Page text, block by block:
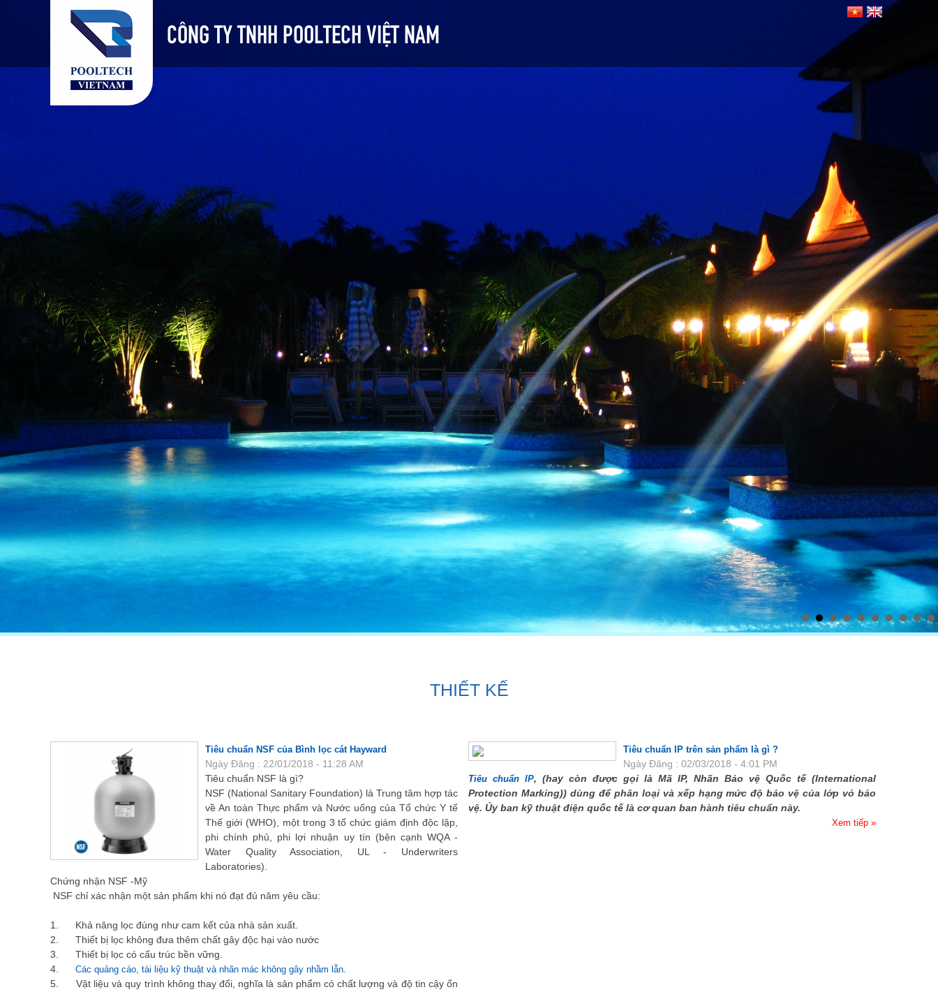
CÔNG TY TNHH POOLTECH VIỆT NAM
THIẾT KẾ
Tiêu chuẩn NSF của Bình lọc cát Hayward
Ngày Đăng : 22/01/2018 - 11:28 AM
Tiêu chuẩn NSF là gì?
NSF (National Sanitary Foundation) là Trung tâm hợp tác
về An toàn Thực phẩm và Nước uống của Tổ chức Y tế
Thế giới (WHO), một trong 3 tổ chức giám định độc lập,
phi chính phủ, phi lợi nhuận uy tín (bên cạnh WQA -
Water Quality Association, UL - Underwriters
Laboratories).
Chứng nhận NSF -Mỹ
NSF chỉ xác nhận một sản phẩm khi nó đạt đủ năm yêu cầu:
1. Khả năng lọc đúng như cam kết của nhà sản xuất.
2. Thiết bị lọc không đưa thêm chất gây độc hại vào nước
3. Thiết bị lọc có cấu trúc bền vững.
4. Các quảng cáo, tài liệu kỹ thuật và nhãn mác không gây nhầm lẫn
5. Vật liệu và quy trình không thay đổi, nghĩa là sản phẩm có chất lượng và độ tin cậy ổn
Tiêu chuẩn IP trên sản phẩm là gì ?
Ngày Đăng : 02/03/2018 - 4:01 PM
Tiêu chuẩn IP, (hay còn được gọi là Mã IP, Nhãn Bảo vệ Quốc tế (International
Protection Marking)) dùng để phân loại và xếp hạng mức độ bảo vệ của lớp vỏ bảo
vệ. Ủy ban kỹ thuật điện quốc tế là cơ quan ban hành tiêu chuẩn này.
Xem tiếp »